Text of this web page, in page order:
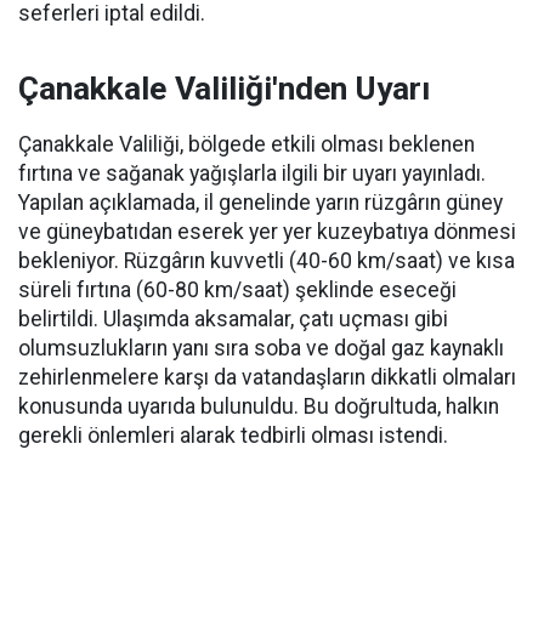
seferleri iptal edildi.
Çanakkale Valiliği'nden Uyarı
Çanakkale Valiliği, bölgede etkili olması beklenen
fırtına ve sağanak yağışlarla ilgili bir uyarı yayınladı.
Yapılan açıklamada, il genelinde yarın rüzgârın güney
ve güneybatıdan eserek yer yer kuzeybatıya dönmesi
bekleniyor. Rüzgârın kuvvetli (40-60 km/saat) ve kısa
süreli fırtına (60-80 km/saat) şeklinde eseceği
belirtildi. Ulaşımda aksamalar, çatı uçması gibi
olumsuzlukların yanı sıra soba ve doğal gaz kaynaklı
zehirlenmelere karşı da vatandaşların dikkatli olmaları
konusunda uyarıda bulunuldu. Bu doğrultuda, halkın
gerekli önlemleri alarak tedbirli olması istendi.